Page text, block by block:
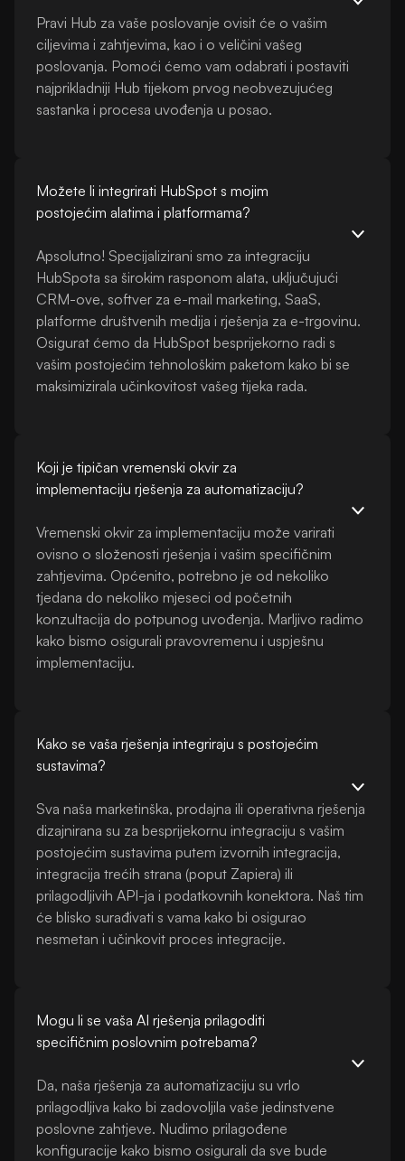
Pravi Hub za vaše poslovanje ovisit će o vašim
ciljevima i zahtjevima, kao i o veličini vašeg
poslovanja. Pomoći ćemo vam odabrati i postaviti
najprikladniji Hub tijekom prvog neobvezujućeg
sastanka i procesa uvođenja u posao.
Možete li integrirati HubSpot s mojim
postojećim alatima i platformama?
Apsolutno! Specijalizirani smo za integraciju
HubSpota sa širokim rasponom alata, uključujući
CRM-ove, softver za e-mail marketing, SaaS,
platforme društvenih medija i rješenja za e-trgovinu.
Osigurat ćemo da HubSpot besprijekorno radi s
vašim postojećim tehnološkim paketom kako bi se
maksimizirala učinkovitost vašeg tijeka rada.
Koji je tipičan vremenski okvir za
implementaciju rješenja za automatizaciju?
Vremenski okvir za implementaciju može varirati
ovisno o složenosti rješenja i vašim specifičnim
zahtjevima. Općenito, potrebno je od nekoliko
tjedana do nekoliko mjeseci od početnih
konzultacija do potpunog uvođenja. Marljivo radimo
kako bismo osigurali pravovremenu i uspješnu
implementaciju.
Kako se vaša rješenja integriraju s postojećim
sustavima?
Sva naša marketinška, prodajna ili operativna rješenja
dizajnirana su za besprijekornu integraciju s vašim
postojećim sustavima putem izvornih integracija,
integracija trećih strana (poput Zapiera) ili
prilagodljivih API-ja i podatkovnih konektora. Naš tim
će blisko surađivati ​​s vama kako bi osigurao
nesmetan i učinkovit proces integracije.
Mogu li se vaša AI rješenja prilagoditi
specifičnim poslovnim potrebama?
Da, naša rješenja za automatizaciju su vrlo
prilagodljiva kako bi zadovoljila vaše jedinstvene
poslovne zahtjeve. Nudimo prilagođene
konfiguracije kako bismo osigurali da sve bude